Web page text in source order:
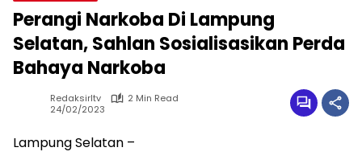
Perangi Narkoba Di Lampung
Selatan, Sahlan Sosialisasikan Perda
Bahaya Narkoba
Redaksirltv
2 Min Read
24/02/2023
Lampung Selatan –